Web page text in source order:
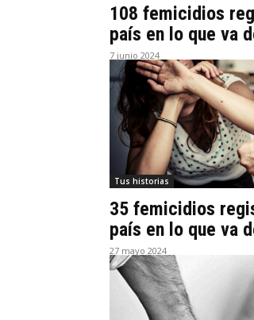
108 femicidios
país en lo que va
7 junio 2024
Tus historias
35 femicidios
país en lo que va
27 mayo 2024